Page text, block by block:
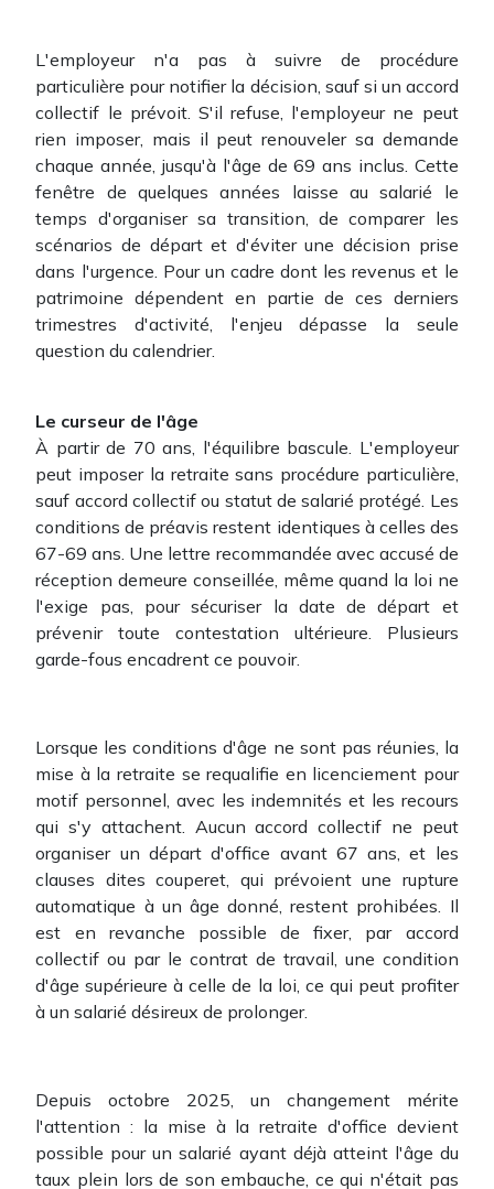
L'employeur n'a pas à suivre de procédure
particulière pour notifier la décision, sauf si un accord
collectif le prévoit. S'il refuse, l'employeur ne peut
rien imposer, mais il peut renouveler sa demande
chaque année, jusqu'à l'âge de 69 ans inclus. Cette
fenêtre de quelques années laisse au salarié le
temps d'organiser sa transition, de comparer les
scénarios de départ et d'éviter une décision prise
dans l'urgence. Pour un cadre dont les revenus et le
patrimoine dépendent en partie de ces derniers
trimestres d'activité, l'enjeu dépasse la seule
question du calendrier.
Le curseur de l'âge
À partir de 70 ans, l'équilibre bascule. L'employeur
peut imposer la retraite sans procédure particulière,
sauf accord collectif ou statut de salarié protégé. Les
conditions de préavis restent identiques à celles des
67-69 ans. Une lettre recommandée avec accusé de
réception demeure conseillée, même quand la loi ne
l'exige pas, pour sécuriser la date de départ et
prévenir toute contestation ultérieure. Plusieurs
garde-fous encadrent ce pouvoir.
Lorsque les conditions d'âge ne sont pas réunies, la
mise à la retraite se requalifie en licenciement pour
motif personnel, avec les indemnités et les recours
qui s'y attachent. Aucun accord collectif ne peut
organiser un départ d'office avant 67 ans, et les
clauses dites couperet, qui prévoient une rupture
automatique à un âge donné, restent prohibées. Il
est en revanche possible de fixer, par accord
collectif ou par le contrat de travail, une condition
d'âge supérieure à celle de la loi, ce qui peut profiter
à un salarié désireux de prolonger.
Depuis octobre 2025, un changement mérite
l'attention : la mise à la retraite d'office devient
possible pour un salarié ayant déjà atteint l'âge du
taux plein lors de son embauche, ce qui n'était pas